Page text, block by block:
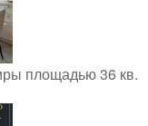
площадью 36 кв.